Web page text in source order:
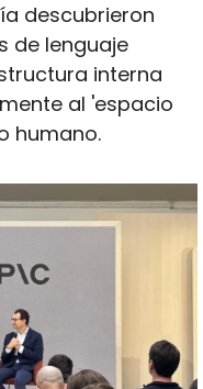
descubrieron
de lenguaje
interna
al 'espacio
humano.